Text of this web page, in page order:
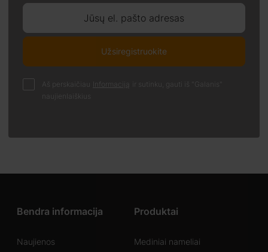
Jūsų el. pašto adresas
Užsiregistruokite
Aš perskaičiau Informaciją
ir sutinku, gauti iš "Galanis"
naujienlaiškius
Bendra informacija
Naujienos
Produktai
Mediniai nameliai